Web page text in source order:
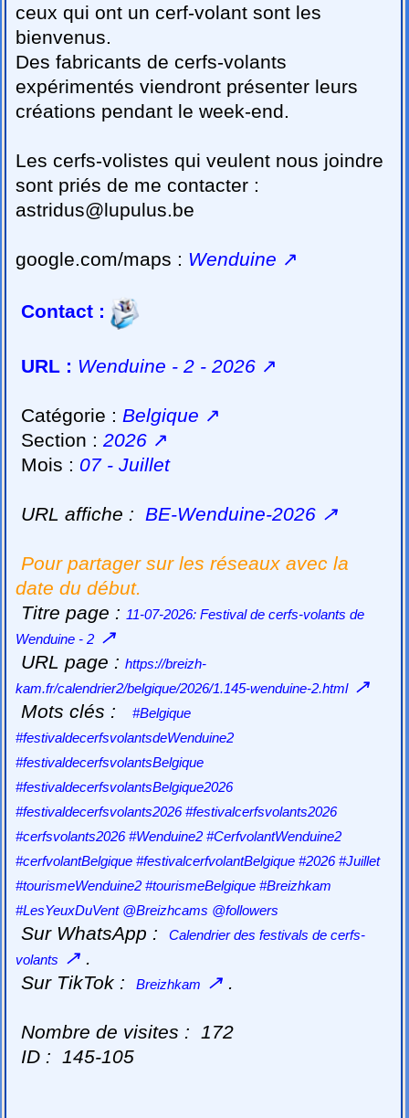
ceux qui ont un cerf-volant sont les
bienvenus.
Des fabricants de cerfs-volants
expérimentés viendront présenter leurs
créations pendant le week-end.
Les cerfs-volistes qui veulent nous joindre
sont priés de me contacter :
astridus@lupulus.be
google.com/maps : Wenduine ↗
Contact :
URL : Wenduine - 2 - 2026 ↗
Catégorie : Belgique ↗
Section :2026 ↗
Mois : 07 - Juillet
URL affiche : BE-Wenduine-2026 ↗
Pour partager sur les réseaux avec la
date du début.
Titre page : 11-07-2026: Festival de cerfs-volants de
Wenduine - 2 ↗
URL page :https://breizh-
kam.fr/calendrier2/belgique/2026/1.145-wenduine-2.html↗
Mots clés :
#Belgique
#festivaldecerfsvolantsdeWenduine2
#festivaldecerfsvolantsBelgique
#festivaldecerfsvolantsBelgique2026
#festivaldecerfsvolants2026 #festivalcerfsvolants2026
#cerfsvolants2026 #Wenduine2 #CerfvolantWenduine2
#cerfvolantBelgique #festivalcerfvolantBelgique #2026 #Juillet
#tourismeWenduine2 #tourismeBelgique #Breizhkam
#LesYeuxDuVent @Breizhcams @followers
Sur WhatsApp :Calendrier des festivals de cerfs-
volants ↗ .
Sur TikTok :Breizhkam ↗ .
Nombre de visites : 172
ID : 145-105